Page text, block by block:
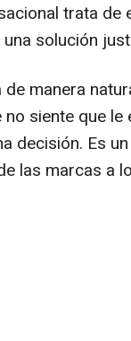
trata de
solución
manera
siente que
decisión. Es
las marcas a